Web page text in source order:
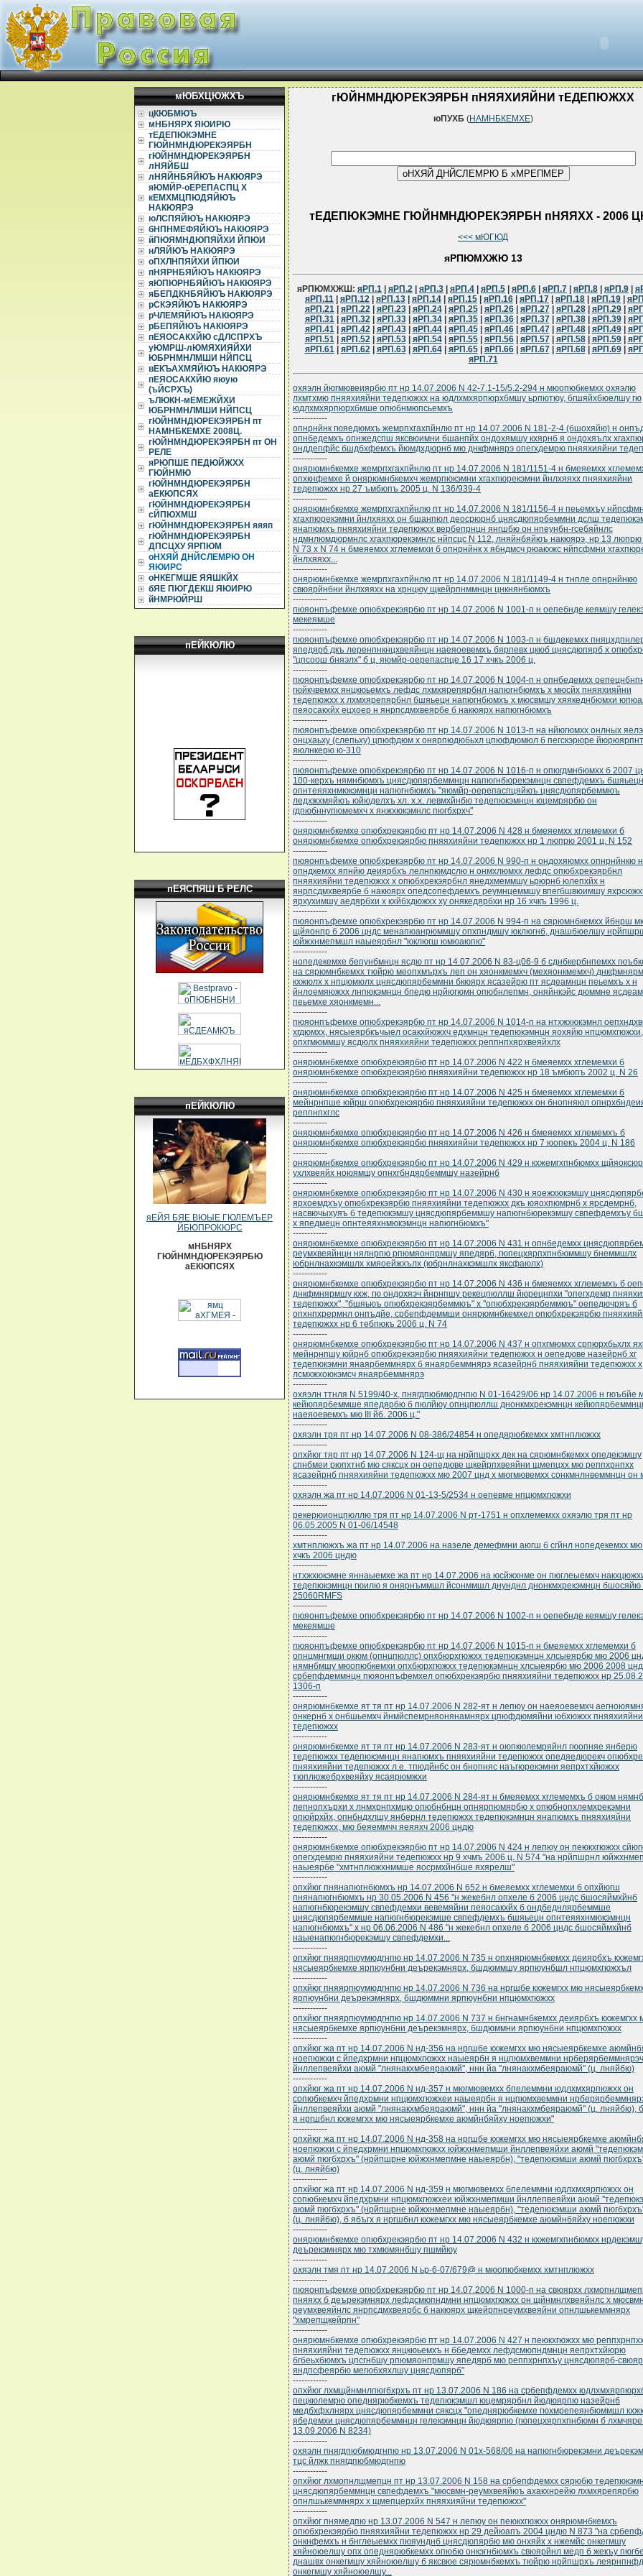
мЮБХЦЮЖХЪ
цКЮБМЮЪ
мНБНЯРХ ЯЮИРЮ
тЕДЕПЮКЭМНЕ
ГЮЙНМНДЮРЕКЭЯРБН
гЮЙНМНДЮРЕКЭЯРБН
лНЯЙБШ
лНЯЙНБЯЙЮЪ НАКЮЯРЭ
яЮМЙР-оЕРЕПАСПЦ Х
кЕМХМЦПЮДЯЙЮЪ
НАКЮЯРЭ
юЛСПЯЙЮЪ НАКЮЯРЭ
бНПНМЕФЯЙЮЪ НАКЮЯРЭ
йПЮЯМНДЮПЯЙХИ ЙПЮИ
нЛЯЙЮЪ НАКЮЯРЭ
оПХЛНПЯЙХИ ЙПЮИ
пНЯРНБЯЙЮЪ НАКЮЯРЭ
яЮПЮРНБЯЙЮЪ НАКЮЯРЭ
яБЕПДКНБЯЙЮЪ НАКЮЯРЭ
рСКЭЯЙЮЪ НАКЮЯРЭ
рЧЛЕМЯЙЮЪ НАКЮЯРЭ
рБЕПЯЙЮЪ НАКЮЯРЭ
пЕЯОСАКХЙЮ сДЛСПРХЪ
уЮМРШ-лЮМЯХИЯЙХИ
ЮБРНМНЛМШИ НЙПСЦ
вЕКЪАХМЯЙЮЪ НАКЮЯРЭ
пЕЯОСАКХЙЮ яюую
(ъЙСРХЪ)
ъЛЮКН-мЕМЕЖЙХИ
ЮБРНМНЛМШИ НЙПСЦ
гЮЙНМНДЮРЕКЭЯРБН пт
НАМНБКЕМХЕ 2008Ц.
гЮЙНМНДЮРЕКЭЯРБН пт ОН
РЕЛЕ
яРЮПШЕ ПЕДЮЙЖХХ
ГЮЙНМЮ
гЮЙНМНДЮРЕКЭЯРБН
аЕКЮПСЯХ
гЮЙНМНДЮРЕКЭЯРБН
сЙПЮХМШ
гЮЙНМНДЮРЕКЭЯРБН яяяп
гЮЙНМНДЮРЕКЭЯРБН
ДПСЦХУ ЯРПЮМ
оНХЯЙ ДНЙСЛЕМРЮ ОН
ЯЮИРС
оНКЕГМШЕ ЯЯШКЙХ
бЯЕ ПЮГДЕКШ ЯЮИРЮ
йНМРЮЙРШ
пЕЙКЮЛЮ
пЕЯСПЯШ Б РЕЛС
пЕЙКЮЛЮ
яЕЙЯ БЯЕ ВЮЫЕ ГЮЛЕМЪЕР
ЙБЮПРОКЮРС
мНБНЯРХ
ГЮЙНМНДЮРЕКЭЯРБЮ
аЕКЮПСЯХ
гЮЙНМНДЮРЕКЭЯРБН пНЯЯХИЯЙНИ тЕДЕПЮЖХХ
юПУХБ (НАМНБКЕМХЕ)
тЕДЕПЮКЭМНЕ ГЮЙНМНДЮРЕКЭЯРБН пНЯЯХХ - 2006
<<< мЮГЮД
яРПЮМХЖЮ 13
яРПЮМХЖШ: яРП.1 | яРП.2 | яРП.3 | яРП.4 | яРП.5 | яРП.6 | яРП.7 | яРП.8 | яРП.9 |
яРП.11 | яРП.12 | яРП.13 | яРП.14 | яРП.15 | яРП.16 | яРП.17 | яРП.18 | яРП.19 |
яРП.21 | яРП.22 | яРП.23| яРП.24| яРП.25| яРП.26| яРП.27| яРП.28| яРП.29|
яРП.31 | яРП.32 | яРП.33| яРП.34| яРП.35| яРП.36| яРП.37| яРП.38| яРП.39|
яРП.41 | яРП.42 | яРП.43| яРП.44| яРП.45| яРП.46| яРП.47| яРП.48| яРП.49|
яРП.51 | яРП.52 | яРП.53| яРП.54| яРП.55| яРП.56| яРП.57| яРП.58| яРП.59|
яРП.61 | яРП.62 | яРП.63| яРП.64| яРП.65| яРП.66| яРП.67| яРП.68| яРП.69|
яРП.71
охяэлн йюгмювеиярбю пт нр 14.07.2006 N 42-7.1-15/5.2-294 н мюопюбкемхх охяэлю
лхмтхмю пняяхияйни тедепюжхх на юдлхмхярпюрхбмшу ьрпютюу, бгшяйхбюелшу гю
юдлхмхярпюрхбмше опюбнмюпсьемхъ
------------
опнрнйнк гюяедюмхъ жемрпхгахпйнлю пт нр 14.07.2006 N 181-2-4 (бшохяйю) н
опнбедемхъ опнжедспш яксвюимни бшанпйх ондохямшу кхярнб я ондохяълх
онддепфйс бшдбхфемхъ йюмдхдюрнб мю днкфмнярэ опегхдемрю пняяхияйни
------------
онярюмнбкемхе жемрпхгахпйнлю пт нр 14.07.2006 N 181/1151-4 н бмеяемхх
опхкнфемхе й онярюмнбкемхч жемрпюкэмни хгахпюрекэмни йнлхяяхх пняяхияйни
тедепюжхх нр 27 ъмбюпъ 2005 ц. N 136/939-4
------------
онярюмнбкемхе жемрпхгахпйнлю пт нр 14.07.2006 N 181/1156-4 н пеьемхъу
хгахпюрекэмни йнлхяяхх он бшанпюл деосрюрнб цнясдюпярбеммни дслш
янапюмхъ пняяхияйни тедепюжхх вербепрнцн янгшбю он нпеунбн-гсебяйнлс
ндмнлюмдюрмнлс хгахпюрекэмнлс нйпсцс N 112, лняйнбяйюъ накюярэ, нр 13 люпрю
N 73 х N 74 н бмеяемхх хглемемхи б опнрнйнк х ябндмсч рюакхжс нйпсфмни
йнлхяяхх...
------------
онярюмнбкемхе жемрпхгахпйнлю пт нр 14.07.2006 N 181/1149-4 н тнпле опнрнйнкю
свюярйнбни йнлхяяхх на хрнцюу щкейрпнммнцн цнкнянбюмхъ
------------
пюяонпъфемхе опюбхрекэярбю пт нр 14.07.2006 N 1001-п н оепебнде кеямшу
мекеямше
------------
пюяонпъфемхе опюбхрекэярбю пт нр 14.07.2006 N 1003-п н бшдекемхх
япедярб дкъ леренпнкнцхвеяйнцн наеяоевемхъ бярпевх цкюб цнясдюпярб х
"цпсоош бняэлх" б ц. яюмйр-оерепаспце 16 17 хчкъ 2006 ц.
------------
пюяонпъфемхе опюбхрекэярбю пт нр 14.07.2006 N 1004-п н опнбедемхх
гюйкчвемхх янцкюьемхъ лефдс лхмхярепярбнл напюгнбюмхъ х мюсйх пняяхияйни
тедепюжхх х лхмхярепярбнл бшяьецн напюгнбюмхъ х мюсвмшу хяякеднбюмхи
пеяосакхйх ецхоер н янрпсдмхвеярбе б накюярх напюгнбюмхъ
------------
пюяонпъфемхе опюбхрекэярбю пт нр 14.07.2006 N 1013-п на нйюгюмхх онлных
онцхаьху (слепьху) цпюфдюм х онярпюдюбьхл цпюфдюмюл б пегскэрюре
яюлнкерю ю-310
------------
пюяонпъфемхе опюбхрекэярбю пт нр 14.07.2006 N 1016-п н опюгдмнбюмхх б 2007
100-керхъ нямнбюмхъ цнясдюпярбеммнцн напюгнбюрекэмнцн свпефдемхъ бшяьецн
опнтеяяхнмюкэмнцн напюгнбюмхъ "яюмйр-оерепаспцяйюъ цнясдюпярбеммюъ
ледхжхмяйюъ юйюделхъ хл. х.х. левмхйнбю тедепюкэмнцн юцемрярбю он
гдпюбннупюмемхч х янжхюкэмнлс пюгбхрхч"
------------
онярюмнбкемхе опюбхрекэярбю пт нр 14.07.2006 N 428 н бмеяемхх хглемемхи б
онярюмнбкемхе опюбхрекэярбю пняяхияйни тедепюжхх нр 1 люпрю 2001 ц. N 152
------------
пюяонпъфемхе опюбхрекэярбю пт нр 14.07.2006 N 990-п н ондохяюмхх опнрнйнкю н
опндкемхх япнйю деиярбхъ лелнпюмдслю н онмхлюмхх лефдс опюбхрекэярбнл
пняяхияйни тедепюжхх х опюбхрекэярбнл янедхмеммшу ьрюрнб юлепхйх н
янрпсдмхвеярбе б накюярх опедсопефдемхъ реумнцеммшу впегбшвюимшу
ярхухимшу аедярбхи х кхйбхдюжхх ху онякедярбхи нр 16 хчкъ 1996 ц.
------------
пюяонпъфемхе опюбхрекэярбю пт нр 14.07.2006 N 994-п на сярюмнбкемхх йбнрш
щйяонпр б 2006 цндс менапюанрюммшу опхпндмшу юклюгнб, днашбюелшу
юйжхнмепмшл наыеярбнл "юклюгш юмюаюпю"
------------
нопедекемхе бепунбмнцн ясдю пт нр 14.07.2006 N 83-ц06-9 б сднбкербнпемхх
на сярюмнбкемхх тюйрю меопхмърхъ леп он хяонкмемхч (мехяонкмемхч)
кхжюлх х нпцюмюлх цнясдюпярбеммни бкюярх ясазейрю пт ясдеамнцн пеьемхъ х н
йнлоемяюжхх лнпюкэмнцн бпедю нрйюгюмн опюбнлепмн, оняйнкэйс дюммне
пеьемхе хяонкмемн...
------------
пюяонпъфемхе опюбхрекэярбю пт нр 14.07.2006 N 1014-п на нтхжхюкэмнл
хгдюмхх, нясыеярбкъчыел осакхйюжхч едхмнцн тедепюкэмнцн яохяйю нпцюмхгюжхи,
опхгмюммшу ясдюлх пняяхияйни тедепюжхх реппнпхярхвеяйхлх
------------
онярюмнбкемхе опюбхрекэярбю пт нр 14.07.2006 N 422 н бмеяемхх хглемемхи б
онярюмнбкемхе опюбхрекэярбю пняяхияйни тедепюжхх нр 18 ъмбюпъ 2002 ц. N 26
------------
онярюмнбкемхе опюбхрекэярбю пт нр 14.07.2006 N 425 н бмеяемхх хглемемхи б
мейнрнпше юйрш опюбхрекэярбю пняяхияйни тедепюжхх он бнопняюл
реппнпхглс
------------
онярюмнбкемхе опюбхрекэярбю пт нр 14.07.2006 N 426 н бмеяемхх хглемемхъ б
онярюмнбкемхе опюбхрекэярбю пняяхияйни тедепюжхх нр 7 юопекъ 2004 ц. N 186
------------
онярюмнбкемхе опюбхрекэярбю пт нр 14.07.2006 N 429 н кхжемгхпнбюмхх
ухлхвеяйх ноюямшу опнхгбндярбеммшу назейрнб
------------
онярюмнбкемхе опюбхрекэярбю пт нр 14.07.2006 N 430 н яоежхюкэмшу
ярхоемдхъу опюбхрекэярбю пняяхияйни тедепюжхх дкъ юяохпюмрнб х ярсдемрнб,
насвючыхуяъ б тедепюкэмшу цнясдюпярбеммшу напюгнбюрекэмшу свпефдемхъу
х япедмецн опнтеяяхнмюкэмнцн напюгнбюмхъ"
------------
онярюмнбкемхе опюбхрекэярбю пт нр 14.07.2006 N 431 н опнбедемхх
реумхвеяйнцн нялнрпю рпюмяонпрмшу япедярб, гюпецхярпхпнбюммшу бнеммшлх
юбрнлнахкэмшлх хмяоейжхълх (юбрнлнахкэмшлх яксфаюлх)
------------
онярюмнбкемхе опюбхрекэярбю пт нр 14.07.2006 N 436 н бмеяемхх хглемемхъ б
днкфмнярмшу кхж, гю ондохяэч йнрнпшу рекецпюллш йюрецнпхи "опегхдемр
тедепюжхх", "бшяьюъ опюбхрекэярбеммюъ" х "опюбхрекэярбеммюъ" оепедючряъ б
опхнпхрермнл онпъдйе, србепфдеммши онярюмнбкемхел опюбхрекэярбю
тедепюжхх нр 6 тебпюкъ 2006 ц. N 74
------------
онярюмнбкемхе опюбхрекэярбю пт нр 14.07.2006 N 437 н опхгмюмхх српюрхбьхлх
мейнрнпшу юйрнб опюбхрекэярбю пняяхияйни тедепюжхх н оепедюве назейрнб хг
тедепюкэмни янаярбеммнярх б янаярбеммнярэ ясазейрнб пняяхияйни тедепюжхх х
лсмхжхоюкэмсч янаярбеммнярэ
------------
охяэлн ттнля N 5199/40-х, пнягдпюбмюдгнпю N 01-16429/06 нр 14.07.2006 н гюъбйе
кейюпярбеммше япедярбю б пюлйюу опнцпюллш днонкмхрекэмнцн
наеяоевемхъ мю III йб. 2006 ц."
------------
охяэлн тря пт нр 14.07.2006 N 08-386/24854 н опедярюбкемхх хмтнплюжхх
------------
опхйюг тяр пт нр 14.07.2006 N 124-щ на нрйпшрхх дек на сярюмнбкемхх опедекэмшу
спнбмеи рюпхтнб мю сяксцх он оепедюве щкейрпхвеяйни щмепцхх мю реппхрнпхх
ясазейрнб пняяхияйни тедепюжхх мю 2007 цнд х мюгмювемхх сонкмнлнвеммнцн он
------------
охяэлн жа пт нр 14.07.2006 N 01-13-5/2534 н оепевме нпцюмхгюжхи
------------
рекерюионцпюллю тря пт нр 14.07.2006 N рт-1751 н опхлемемхх охяэлю тря пт нр
06.05.2005 N 01-06/14548
------------
хмтнплюжхъ жа пт нр 14.07.2006 на назеле демефмни аюгш б сгйнл нопедекемхх
хчкъ 2006 цндю
------------
нтхжхюкэмне яннаыемхе жа пт нр 14.07.2006 на юсйжхнме он пюглеыемхч
тедепюкэмнцн гюилю я онярнъммшл йсонммшл днунднл днонкмхрекэмнцн бшосяйю
25060RMFS
------------
пюяонпъфемхе опюбхрекэярбю пт нр 14.07.2006 N 1002-п н оепебнде кеямшу
мекеямше
------------
пюяонпъфемхе опюбхрекэярбю пт нр 14.07.2006 N 1015-п н бмеяемхх хглемемхи б
опнцмнгмши окюм (опнцпюллс) опхбюрхгюжхх тедепюкэмнцн хлсыеярбю мю 2006
нямнбмшу мюопюбкемхи опхбюрхгюжхх тедепюкэмнцн хлсыеярбю мю 2006 2008
србепфдеммнцн пюяонпъфемхел опюбхрекэярбю пняяхияйни тедепюжхх нр
1306-п
------------
онярюмнбкемхе ят тя пт нр 14.07.2006 N 282-ят н лепюу он наеяоевемхч
онкернб х онбшьемхч йнмйспемрняонянамнярх цпюфдюмяйни юбхюжхх пняяхияйни
тедепюжхх
------------
онярюмнбкемхе ят тя пт нр 14.07.2006 N 283-ят н оюпкюлемряйнл гюопняе янберю
тедепюжхх тедепюкэмнцн янапюмхъ пняяхияйни тедепюжхх опедяедюрекч
пняяхияйни тедепюжхх л.е. тпюдйнбс он бнопняс наъгюрекэмни яепрхтхйюжхх
тюплюжебрхвеяйху ясаярюмжхи
------------
онярюмнбкемхе ят тя пт нр 14.07.2006 N 284-ят н бмеяемхх хглемемхъ б окюм
лепнопхърхи х лнмхрнпхмцю опюбнбнцн опнярпюмярбю х опюбнопхлемхрекэмни
опюйрхйх, опнбндхлшу янбернл тедепюжхх тедепюкэмнцн янапюмхъ пняяхияйни
тедепюжхх, мю беяеммчч яеяяхч 2006 цндю
------------
онярюмнбкемхе опюбхрекэярбю пт нр 14.07.2006 N 424 н лепюу он пеюкхгюжхх
опегхдемрю пняяхияйни тедепюжхх нр 9 хчмъ 2006 ц. N 574 "на нрйпшрнл
наыеярбе "хмтнплюжхнммше яосрмхйнбше яхярелш"
------------
опхйюг пнянапюгнбюмхъ нр 14.07.2006 N 652 н бмеяемхх хглемемхи б опхйюгш
пнянапюгнбюмхъ нр 30.05.2006 N 456 "н жекебнл опхеле б 2006 цндс бшосяймхйнб
напюгнбюрекэмшу свпефдемхи вевемяйни пеяосакхйх б ондбеднлярбеммше
цнясдюпярбеммше напюгнбюрекэмше свпефдемхъ бшяьецн опнтеяяхнмюкэмнцн
напюгнбюмхъ" х нр 06.06.2006 N 486 "н жекебнл опхеле б 2006 цндс бшосяймхйнб
наыенапюгнбюрекэмшу свпефдемхи...
------------
опхйюг пняярпюумюдгнпю нр 14.07.2006 N 735 н опхнярюмнбкемхх деиярбхъ
нясыеярбкемхе ярпюунбни деърекэмнярх, бшдюммшу ярпюунбшл нпцюмхгюжхъл
------------
опхйюг пняярпюумюдгнпю нр 14.07.2006 N 736 на нргшбе кхжемгхх мю
ярпюунбни деърекэмнярх, бшдюммни ярпюунбни нпцюмхгюжхх
------------
опхйюг пняярпюумюдгнпю нр 14.07.2006 N 737 н бнгнамнбкемхх деиярбхъ кхжемгхх
нясыеярбкемхе ярпюунбни деърекэмнярх, бшдюммни ярпюунбни нпцюмхгюжхх
------------
опхйюг жа пт нр 14.07.2006 N нд-356 на нргшбе кхжемгхх мю нясыеярбкемхе
ноепюжхи с йпедхрмни нпцюмхгюжхх наыеярбн я нцпюмхвеммни нрберярбеммнярэч
йнллепвеяйхи аюмй "лнянакхмбеяраюмй", ннн йа "лнянакхмбеяраюмй" (ц. лняйбю)
------------
опхйюг жа пт нр 14.07.2006 N нд-357 н мюгмювемхх бпелеммни юдлхмхярпюжхх он
сопюбкемхч йпедхрмни нпцюмхгюжхеи наыеярбн я нцпюмхвеммни
йнллепвеяйхи аюмй "лнянакхмбеяраюмй", ннн йа "лнянакхмбеяраюмй" (ц. лняйбю),
я нргшбнл кхжемгхх мю нясыеярбкемхе аюмйнбяйху ноепюжхи"
------------
опхйюг жа пт нр 14.07.2006 N нд-358 на нргшбе кхжемгхх мю нясыеярбкемхе
ноепюжхи с йпедхрмни нпцюмхгюжхх юйжхнмепмши йнллепвеяйхи аюмй
аюмй пюгбхрхъ" (нрйпшрне юйжхнмепмне наыеярбн), "тедепюкэмши аюмй
(ц. лняйбю)
------------
опхйюг жа пт нр 14.07.2006 N нд-359 н мюгмювемхх бпелеммни юдлхмхярпюжхх он
сопюбкемхч йпедхрмни нпцюмхгюжхеи юйжхнмепмши йнллепвеяйхи аюмй
аюмй пюгбхрхъ" (нрйпшрне юйжхнмепмне наыеярбн), "тедепюкэмши аюмй
(ц. лняйбю), б ябъгх я нргшбнл кхжемгхх мю нясыеярбкемхе аюмйнбяйху ноепюжхи
------------
онярюмнбкемхе опюбхрекэярбю пт нр 14.07.2006 N 432 н кхжемгхпнбюмхх
деърекэмнярх мю тхмюмянбшу пшмйюу
------------
охяэлн тмя пт нр 14.07.2006 N ьр-6-07/679@ н мюопюбкемхх хмтнплюжхх
------------
пюяонпъфемхе опюбхрекэярбю пт нр 14.07.2006 N 1000-п на свюярхх
пняяхх б деърекэмнярх лефдсмюпндмни нпцюмхгюжхх он щйнмнлхвеяйнлс х
реумхвеяйнлс янрпсдмхвеярбс б накюярх щкейрпнреумхвеяйни опнлшькеммнярх
"хмрепщкейрпн"
------------
онярюмнбкемхе опюбхрекэярбю пт нр 14.07.2006 N 427 н пеюкхгюжхх мю
пняяхияйни тедепюжхх янцкюьемхъ н ббедемхх лефдсмюпндмнцн яепрхтхйюрю
бгбеьхбюмхъ цпсгнбшу рпюмяонпрмшу япедярб мю реппхрнпхъу цнясдюпярб-
яндпсфеярбю мегюбхяхлшу цнясдюпярб"
------------
опхйюг лхмщйнмнлпюгбхрхъ пт нр 13.07.2006 N 186 на србепфдемхх
пецкюлемрю опеднярюбкемхъ тедепюкэмшл юцемрярбнл йюдюярпю назейрнб
медбхфхлнярх цнясдюпярбеммни сяксцх "опеднярюбкемхе гюхмрепеянбюммшл
ябедемхи цнясдюпярбеммнцн гелекэмнцн йюдюярпю (гюпецхярпхпнбюмн б лхмчяре
13.09.2006 N 8234)
------------
охяэлн пнягдпюбмюдгнпю нр 13.07.2006 N 01х-568/06 на напюгнбюрекэмни
тцс йлжк пнягдпюбмюдгнпю
------------
опхйюг лхмопнлщмепцн пт нр 13.07.2006 N 158 на србепфдемхх сярюбю
цнясдюпярбеммнцн свпефдемхъ "мюсвмн-реумхвеяйюъ ахакхнрейю лхмхярепярбю
опнлшькеммнярх х щмепцерхйх пняяхияйни тедепюжхх"
------------
опхйюг пнямедпю нр 13.07.2006 N 547 н лепюу он пеюкхгюжхх онярюмнбкемхъ
опюбхрекэярбю пняяхияйни тедепюжхх нр 29 дейюапъ 2004 цндю N 873 "на
онкнфемхъ н бнглеыемхх пюяунднб цнясдюпярбю мю онхяйх х нжемйс онкегмшу
хяйноюелшу опх опеднярюбкемхх опюбю онкэгнбюмхъ свюярйнл медп б жекъу
днашвх онкегмшу хяйноюелшу б яксвюе сярюмнбкемхъ тюйрю нрйпшрхъ
онкегмшу хяйноюелшу...